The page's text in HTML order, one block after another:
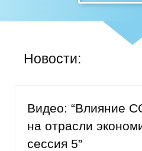
Редакционная
Информация для
Общие
Энергетический
Новости:
Видео: “Влияние
на отрасли
сессия 5”